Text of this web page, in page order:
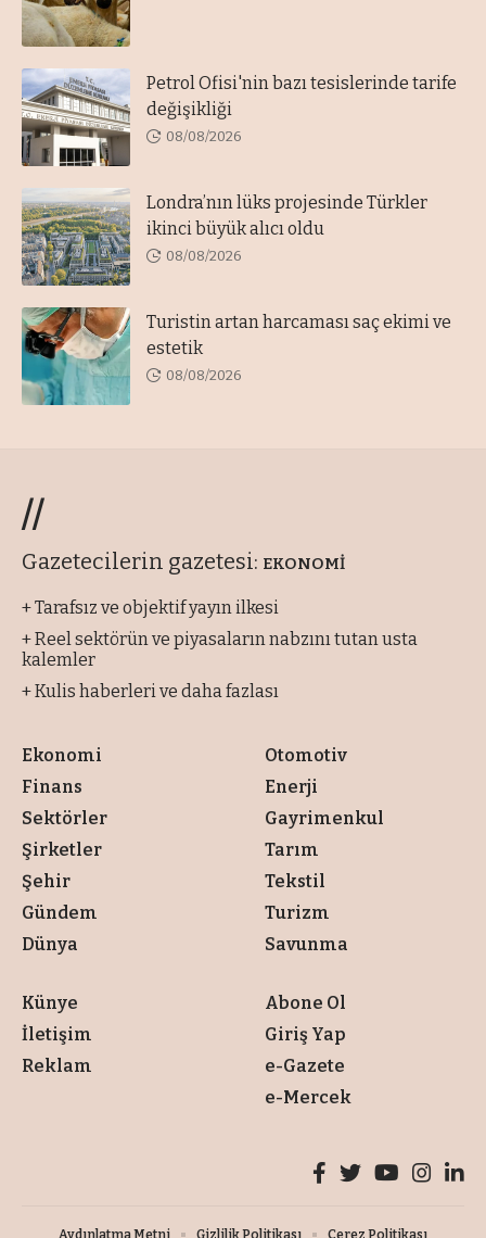
Petrol Ofisi'nin bazı tesislerinde tarife
değişikliği
08/08/2026
Londra’nın lüks projesinde Türkler
ikinci büyük alıcı oldu
08/08/2026
Turistin artan harcaması saç ekimi ve
estetik
08/08/2026
//
Gazetecilerin gazetesi: EKONOMİ
+ Tarafsız ve objektif yayın ilkesi
+ Reel sektörün ve piyasaların nabzını tutan usta
kalemler
+ Kulis haberleri ve daha fazlası
Ekonomi
Finans
Sektörler
Şirketler
Şehir
Gündem
Dünya
Otomotiv
Enerji
Gayrimenkul
Tarım
Tekstil
Turizm
Savunma
Künye
İletişim
Reklam
Abone Ol
Giriş Yap
e-Gazete
e-Mercek
Aydınlatma Metni Gizlilik Politikası Çerez Politikası